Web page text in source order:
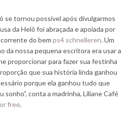
se tornou possível após divulgarmos
da Helô foi abraçada e apoiada por
do bem ps4 schnelleren. Um
da nossa pequena escritora era usar a
proporcionar para fazer sua festinha
que sua história linda ganhou
porque ela ganhou tudo que
sonho”, conta a madrinha, Liliane Café
free.